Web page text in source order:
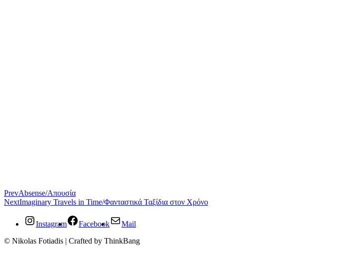
PrevAbsense/Απουσία
NextImaginary Travels in Time/Φανταστικά Ταξίδια στον Χρόνο
Instagram Facebook
Mail
© Nikolas Fotiadis | Crafted by ThinkBang